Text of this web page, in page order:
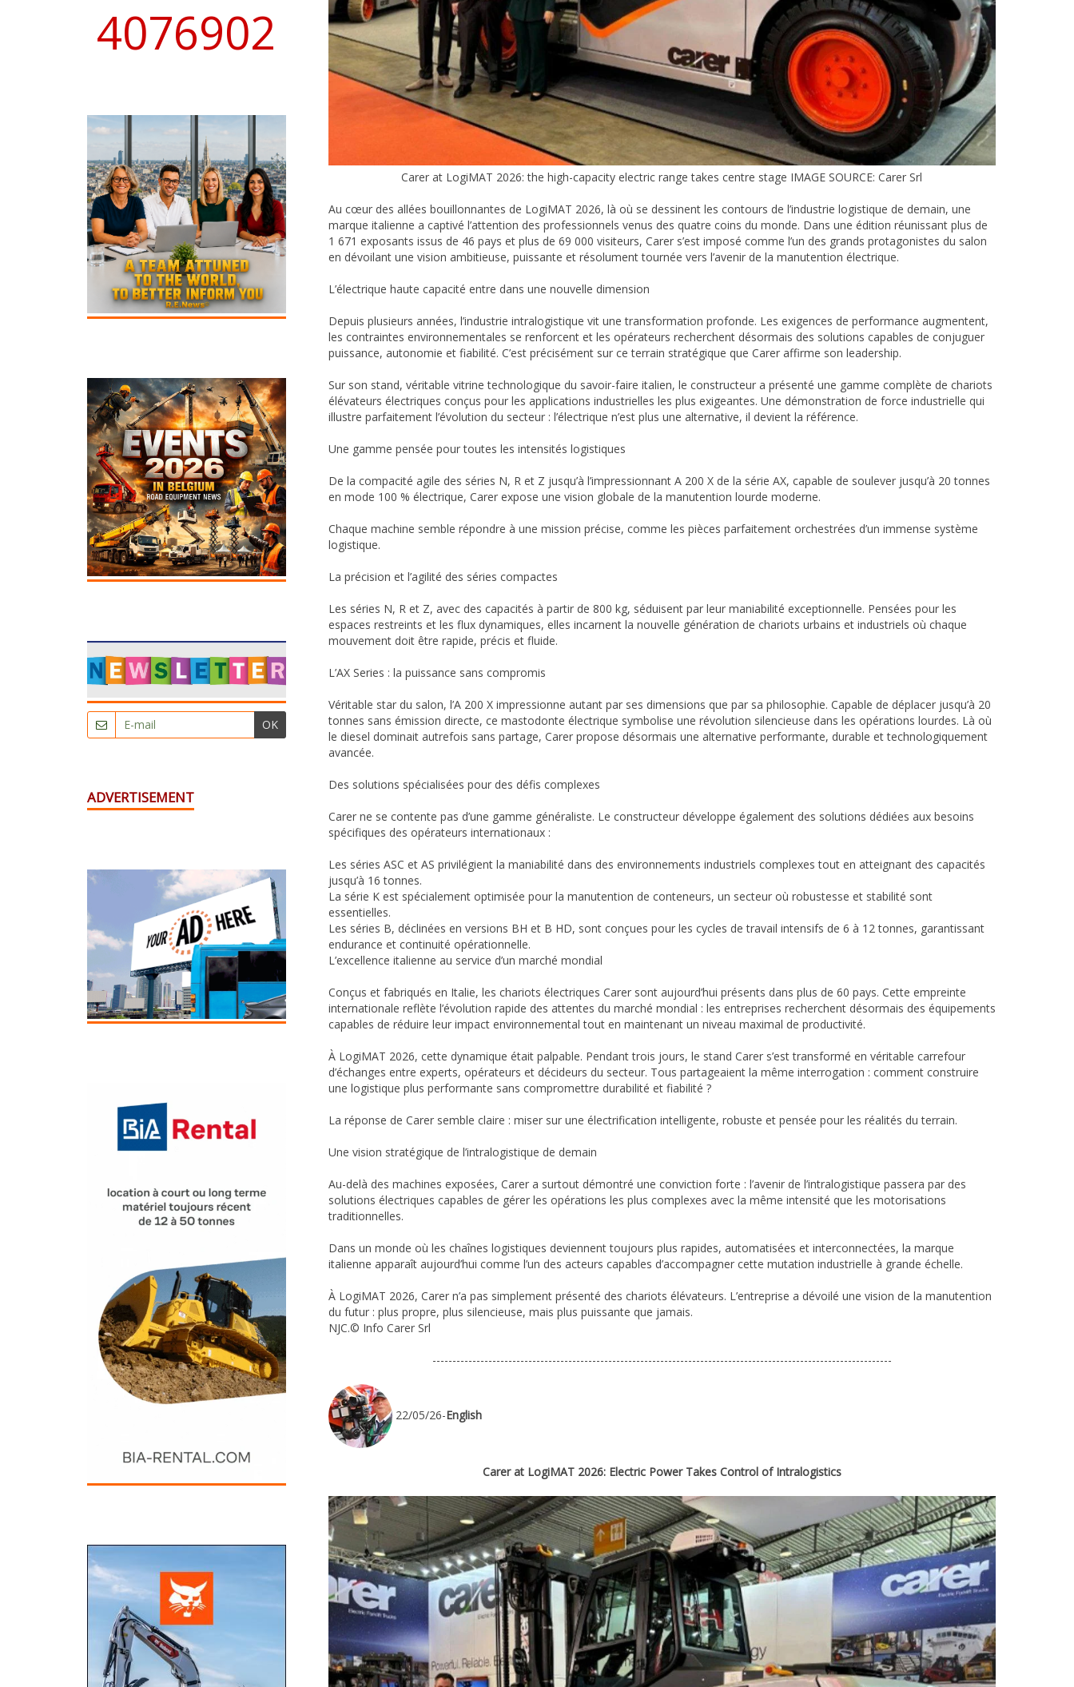
Carer at LogiMAT 2026: the high-capacity electric range takes centre stage IMAGE SOURCE: Carer Srl
Au cœur des allées bouillonnantes de LogiMAT 2026, là où se dessinent les contours de l’industrie logistique de demain, une
marque italienne a captivé l’attention des professionnels venus des quatre coins du monde. Dans une édition réunissant plus de
1 671 exposants issus de 46 pays et plus de 69 000 visiteurs, Carer s’est imposé comme l’un des grands protagonistes du salon
en dévoilant une vision ambitieuse, puissante et résolument tournée vers l’avenir de la manutention électrique.
L’électrique haute capacité entre dans une nouvelle dimension
Depuis plusieurs années, l’industrie intralogistique vit une transformation profonde. Les exigences de performance augmentent,
les contraintes environnementales se renforcent et les opérateurs recherchent désormais des solutions capables de conjuguer
puissance, autonomie et fiabilité. C’est précisément sur ce terrain stratégique que Carer affirme son leadership.
Sur son stand, véritable vitrine technologique du savoir-faire italien, le constructeur a présenté une gamme complète de chariots
élévateurs électriques conçus pour les applications industrielles les plus exigeantes. Une démonstration de force industrielle qui
illustre parfaitement l’évolution du secteur : l’électrique n’est plus une alternative, il devient la référence.
Une gamme pensée pour toutes les intensités logistiques
De la compacité agile des séries N, R et Z jusqu’à l’impressionnant A 200 X de la série AX, capable de soulever jusqu’à 20 tonnes
en mode 100 % électrique, Carer expose une vision globale de la manutention lourde moderne.
Chaque machine semble répondre à une mission précise, comme les pièces parfaitement orchestrées d’un immense système
logistique.
La précision et l’agilité des séries compactes
Les séries N, R et Z, avec des capacités à partir de 800 kg, séduisent par leur maniabilité exceptionnelle. Pensées pour les
espaces restreints et les flux dynamiques, elles incarnent la nouvelle génération de chariots urbains et industriels où chaque
mouvement doit être rapide, précis et fluide.
L’AX Series : la puissance sans compromis
Véritable star du salon, l’A 200 X impressionne autant par ses dimensions que par sa philosophie. Capable de déplacer jusqu’à 20
tonnes sans émission directe, ce mastodonte électrique symbolise une révolution silencieuse dans les opérations lourdes. Là où
le diesel dominait autrefois sans partage, Carer propose désormais une alternative performante, durable et technologiquement
avancée.
Des solutions spécialisées pour des défis complexes
Carer ne se contente pas d’une gamme généraliste. Le constructeur développe également des solutions dédiées aux besoins
spécifiques des opérateurs internationaux :
Les séries ASC et AS privilégient la maniabilité dans des environnements industriels complexes tout en atteignant des capacités
jusqu’à 16 tonnes.
La série K est spécialement optimisée pour la manutention de conteneurs, un secteur où robustesse et stabilité sont
essentielles.
Les séries B, déclinées en versions BH et B HD, sont conçues pour les cycles de travail intensifs de 6 à 12 tonnes, garantissant
endurance et continuité opérationnelle.
L’excellence italienne au service d’un marché mondial
Conçus et fabriqués en Italie, les chariots électriques Carer sont aujourd’hui présents dans plus de 60 pays. Cette empreinte
internationale reflète l’évolution rapide des attentes du marché mondial : les entreprises recherchent désormais des équipements
capables de réduire leur impact environnemental tout en maintenant un niveau maximal de productivité.
À LogiMAT 2026, cette dynamique était palpable. Pendant trois jours, le stand Carer s’est transformé en véritable carrefour
d’échanges entre experts, opérateurs et décideurs du secteur. Tous partageaient la même interrogation : comment construire
une logistique plus performante sans compromettre durabilité et fiabilité ?
La réponse de Carer semble claire : miser sur une électrification intelligente, robuste et pensée pour les réalités du terrain.
Une vision stratégique de l’intralogistique de demain
Au-delà des machines exposées, Carer a surtout démontré une conviction forte : l’avenir de l’intralogistique passera par des
solutions électriques capables de gérer les opérations les plus complexes avec la même intensité que les motorisations
traditionnelles.
Dans un monde où les chaînes logistiques deviennent toujours plus rapides, automatisées et interconnectées, la marque
italienne apparaît aujourd’hui comme l’un des acteurs capables d’accompagner cette mutation industrielle à grande échelle.
À LogiMAT 2026, Carer n’a pas simplement présenté des chariots élévateurs. L’entreprise a dévoilé une vision de la manutention
du futur : plus propre, plus silencieuse, mais plus puissante que jamais.
NJC.© Info Carer Srl
-------------------------------------------------------------------------------------------------------------------
22/05/26-English
Carer at LogiMAT 2026: Electric Power Takes Control of Intralogistics
4076902
OK
ADVERTISEMENT